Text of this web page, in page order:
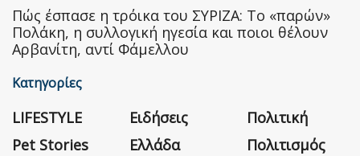
Πώς έσπασε η τρόικα του ΣΥΡΙΖΑ: Το «παρών»
Πολάκη, η συλλογική ηγεσία και ποιοι θέλουν
Αρβανίτη, αντί Φάμελλου
Κατηγορίες
LIFESTYLE
Pet Stories
Ειδήσεις
Ελλάδα
Πολιτική
Πολιτισμός